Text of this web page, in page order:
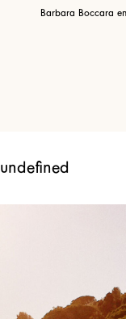
Barbara Boccara
undefined